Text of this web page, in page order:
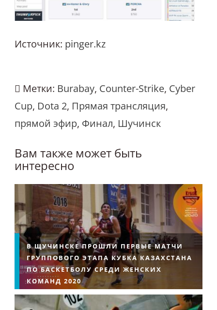
Источник: pinger.kz
Метки: Burabay, Counter-Strike, Cyber
Cup, Dota 2, Прямая трансляция,
прямой эфир, Финал, Шучинск
Вам также может быть
интересно
В ЩУЧИНСКЕ ПРОШЛИ ПЕРВЫЕ МАТЧИ
ГРУППОВОГО ЭТАПА КУБКА КАЗАХСТАНА
ПО БАСКЕТБОЛУ СРЕДИ ЖЕНСКИХ
КОМАНД 2020